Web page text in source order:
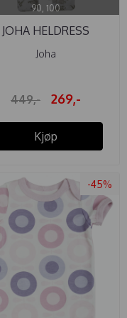
90, 100
JOHA HELDRESS
ULL/SILKE ...
Joha
449,- 269,-
Kjøp
-45%